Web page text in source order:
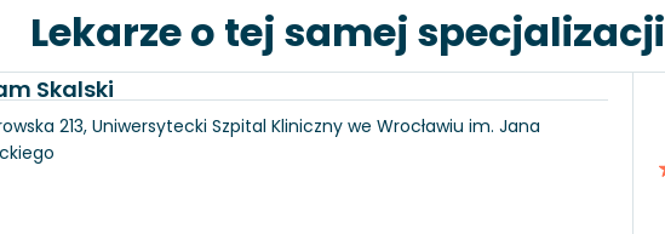
Lekarze o tej samej specjalizacji
Skalski
213, Uniwersytecki Szpital Kliniczny we Wrocławiu im. Jana